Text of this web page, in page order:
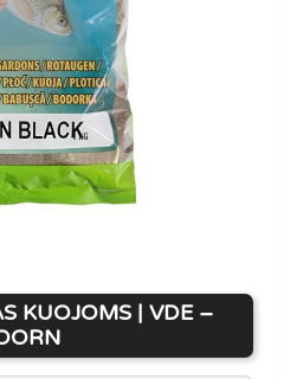
KUOJOMS | VDE –